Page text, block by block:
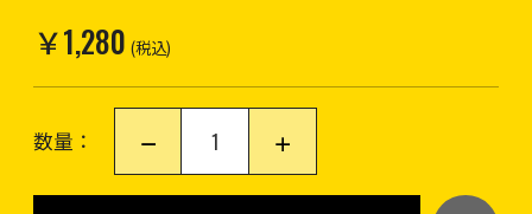
￥1,280 (税込)
数量：